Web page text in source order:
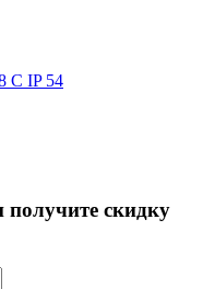
C IP 54
скидку